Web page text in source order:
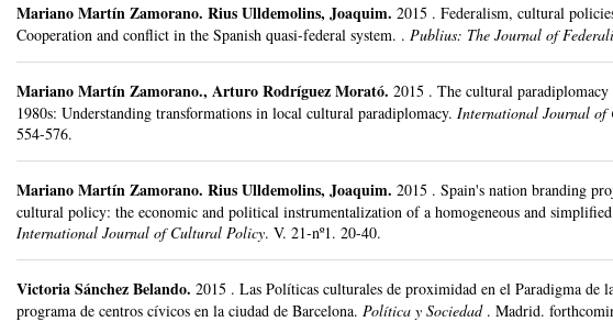
Mariano Martín Zamorano.Rius Ulldemolins, Joaquim.2015 .Federalism, cultural
Cooperation and conflict in the Spanish quasi-federal system. . Publius: The Journal of
Mariano Martín Zamorano.,Arturo Rodríguez Morató.2015 .The cultural
1980s: Understanding transformations in local cultural paradiplomacy. International Journal of
554-576.
Mariano Martín Zamorano.Rius Ulldemolins, Joaquim.2015 .Spain's nation branding
cultural policy: the economic and political instrumentalization of a homogeneous and
International Journal of Cultural Policy.V. 21-nº1.20-40.
Victoria Sánchez Belando.2015 .Las Políticas culturales de proximidad en el Paradigma de
programa de centros cívicos en la ciudad de Barcelona. Política y Sociedad .Madrid.